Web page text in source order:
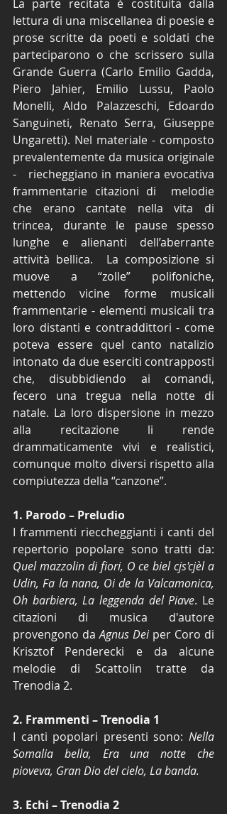
La parte recitata è costituita dalla
lettura di una miscellanea di poesie e
prose scritte da poeti e soldati che
parteciparono o che scrissero sulla
Grande Guerra (Carlo Emilio Gadda,
Piero Jahier, Emilio Lussu, Paolo
Monelli, Aldo Palazzeschi, Edoardo
Sanguineti, Renato Serra, Giuseppe
Ungaretti). Nel materiale - composto
prevalentemente da musica originale
-   riecheggiano in maniera evocativa
frammentarie citazioni di  melodie
che erano cantate nella vita di
trincea, durante le pause spesso
lunghe e alienanti dell’aberrante
attività bellica.  La composizione si
muove a “zolle” polifoniche,
mettendo vicine forme musicali
frammentarie - elementi musicali tra
loro distanti e contraddittori - come
poteva essere quel canto natalizio
intonato da due eserciti contrapposti
che, disubbidiendo ai comandi,
fecero una tregua nella notte di
natale. La loro dispersione in mezzo
alla recitazione li rende
drammaticamente vivi e realistici,
comunque molto diversi rispetto alla
compiutezza della “canzone”.
1. Parodo – Preludio
I frammenti rieccheggianti i canti del
Quel mazzolin di fiori, O ce biel cjs'cjèl a
Udin, Fa la nana, Oi de la Valcamonica,
Oh barbiera, La leggenda del Piave. Le
citazioni di musica d'autore
provengono da Agnus Dei per Coro di
Krisztof Penderecki e da alcune
melodie di Scattolin tratte da
Trenodia 2.
2. Frammenti – Trenodia 1
I canti popolari presenti sono: Nella
Somalia bella, Era una notte che
pioveva, Gran Dio del cielo, La banda.
3. Echi – Trenodia 2